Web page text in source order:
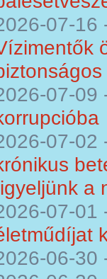
07-16
07-09
07-02
a
07-01
06-30